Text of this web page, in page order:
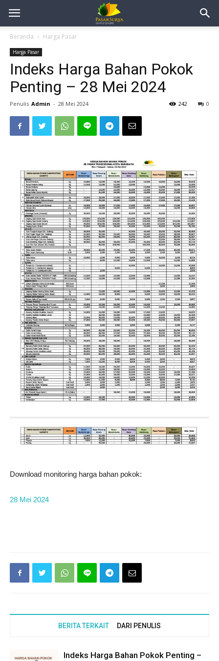
Beranda Harga Pasar
Harga Pasar
Indeks Harga Bahan Pokok
Penting – 28 Mei 2024
Penulis Admin - 28 Mei 2024 0
242
Download monitoring harga bahan pokok:
28 Mei 2024
BERITA TERKAIT DARI PENULIS
Indeks Harga Bahan Pokok Penting –